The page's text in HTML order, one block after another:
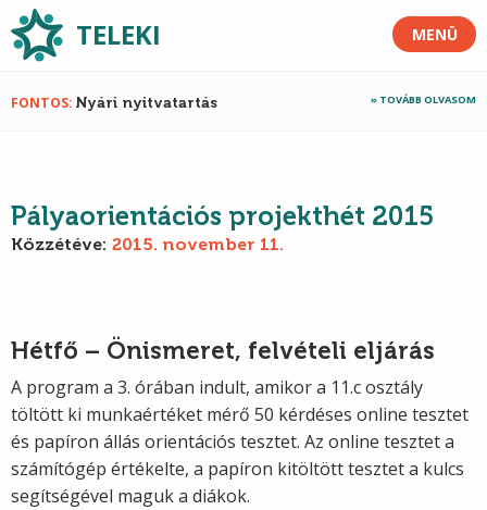
TELEKI MENÜ
FONTOS Nyári nyitvatartás TOVÁBB OLVASOM
Pályaorientációs projekthét 2015
Közzétéve: 2015. november 11.
Hétfő – Önismeret, felvételi eljárás
A program a 3. órában indult, amikor a 11.c osztály
töltött ki munkaértéket mérő 50 kérdéses online tesztet
és papíron állás orientációs tesztet. Az online tesztet a
számítógép értékelte, a papíron kitöltött tesztet a kulcs
segítségével maguk a diákok.